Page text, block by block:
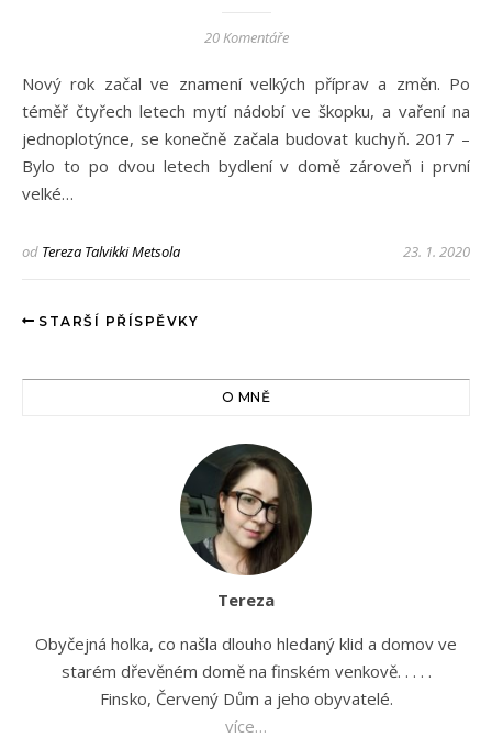
20 Komentáře
Nový rok začal ve znamení velkých příprav a změn. Po
téměř čtyřech letech mytí nádobí ve škopku, a vaření na
jednoplotýnce, se konečně začala budovat kuchyň. 2017 –
Bylo to po dvou letech bydlení v domě zároveň i první
velké…
od Tereza Talvikki Metsola 23. 1. 2020
STARŠÍ PŘÍSPĚVKY
O MNĚ
Tereza
Obyčejná holka, co našla dlouho hledaný klid a domov ve
starém dřevěném domě na finském venkově. . . . .
Finsko, Červený Dům a jeho obyvatelé.
více…